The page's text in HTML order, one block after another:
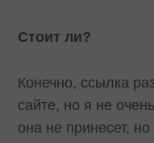
Стоит ли?
Конечно, ссылка
сайте, но я не
она не принесет,